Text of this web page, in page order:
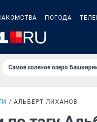
ПОГОДА
Самое соленое озеро
АЛЬБЕРТ ЛИХАНОВ